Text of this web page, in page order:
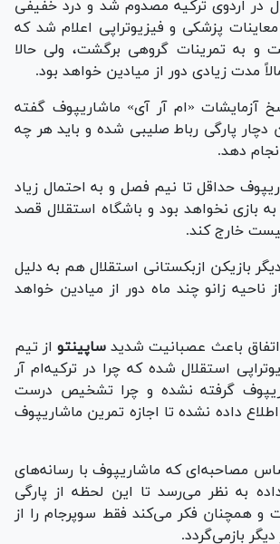
در اردوی ترکیه مصدوم شد و درد خفیفی
پزشکی و فیزیوتراپی اعلام شد که
به تمرینات گروهی برگشت، ولی حالا
مدت زیادی دور از میادین خواهد بود.
آزمایشات‌ «ام آر آی» ماشاریپوف گفته
دچار پارگی رباط صلیبی شده و باید هر چه
دهد.
حداقل تا نیم فصل و به احتمال زیاد
بازی نخواهد بود و باشگاه استقلال قصد
لیست خارج کند.
دیگر بازیکن ازبکستانی استقلال هم به دلیل
زانو چند ماه دور از میادین خواهد
باعث عصبانیت شدید ساپینتواز تیم
استقلال شده که چرا در ترکیه‌ام آر
گرفته نشده و چرا تشخیص درست
داده نشده تا اجازه تمرین ماشاریپوف
مصاحبه‌ای که ماشاریپوف با رسانه‌های
به نظر می‌رسد تا این لحظه از پارگی
همچنان فکر می‌کند فقط سوپرجام را از